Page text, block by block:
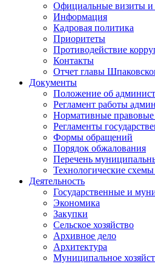
Официальные визиты и
Информация
Кадровая политика
Приоритеты
Противодействие
Контакты
Отчет главы
Документы
Положение об
Регламент работы
Нормативные
Регламенты
Формы обращений
Порядок обжалования
Перечень
Технологические
Деятельность
Государственные и
Экономика
Закупки
Сельское хозяйство
Архивное дело
Архитектура
Муниципальное